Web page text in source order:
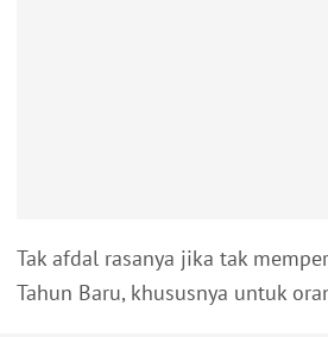
Tak afdal rasanya jika tak
Tahun Baru, khususnya untuk